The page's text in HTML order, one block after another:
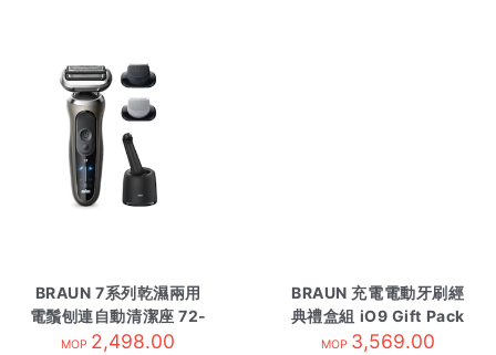
BRAUN 7系列乾濕兩用
電鬚刨連自動清潔座 72-
C7650CC 金色
MOP 2,498.00
BRAUN 充電電動牙刷經
典禮盒組 iO9 Gift Pack
藍色
MOP 3,569.00